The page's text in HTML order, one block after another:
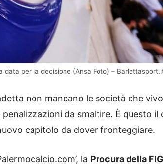
data per la decisione (Ansa Foto) –
non mancano le società che
da smaltire. È questo il
capitolo da dover fronteggiare.
la Procura della